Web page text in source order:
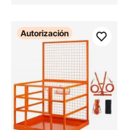
Autorización